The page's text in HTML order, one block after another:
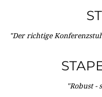
"Der richtige
"Robust -